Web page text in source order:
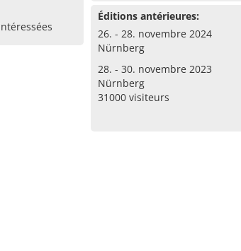
Éditions antérieures:
26. - 28. novembre 2024
Nürnberg
28. - 30. novembre 2023
Nürnberg
31000 visiteurs